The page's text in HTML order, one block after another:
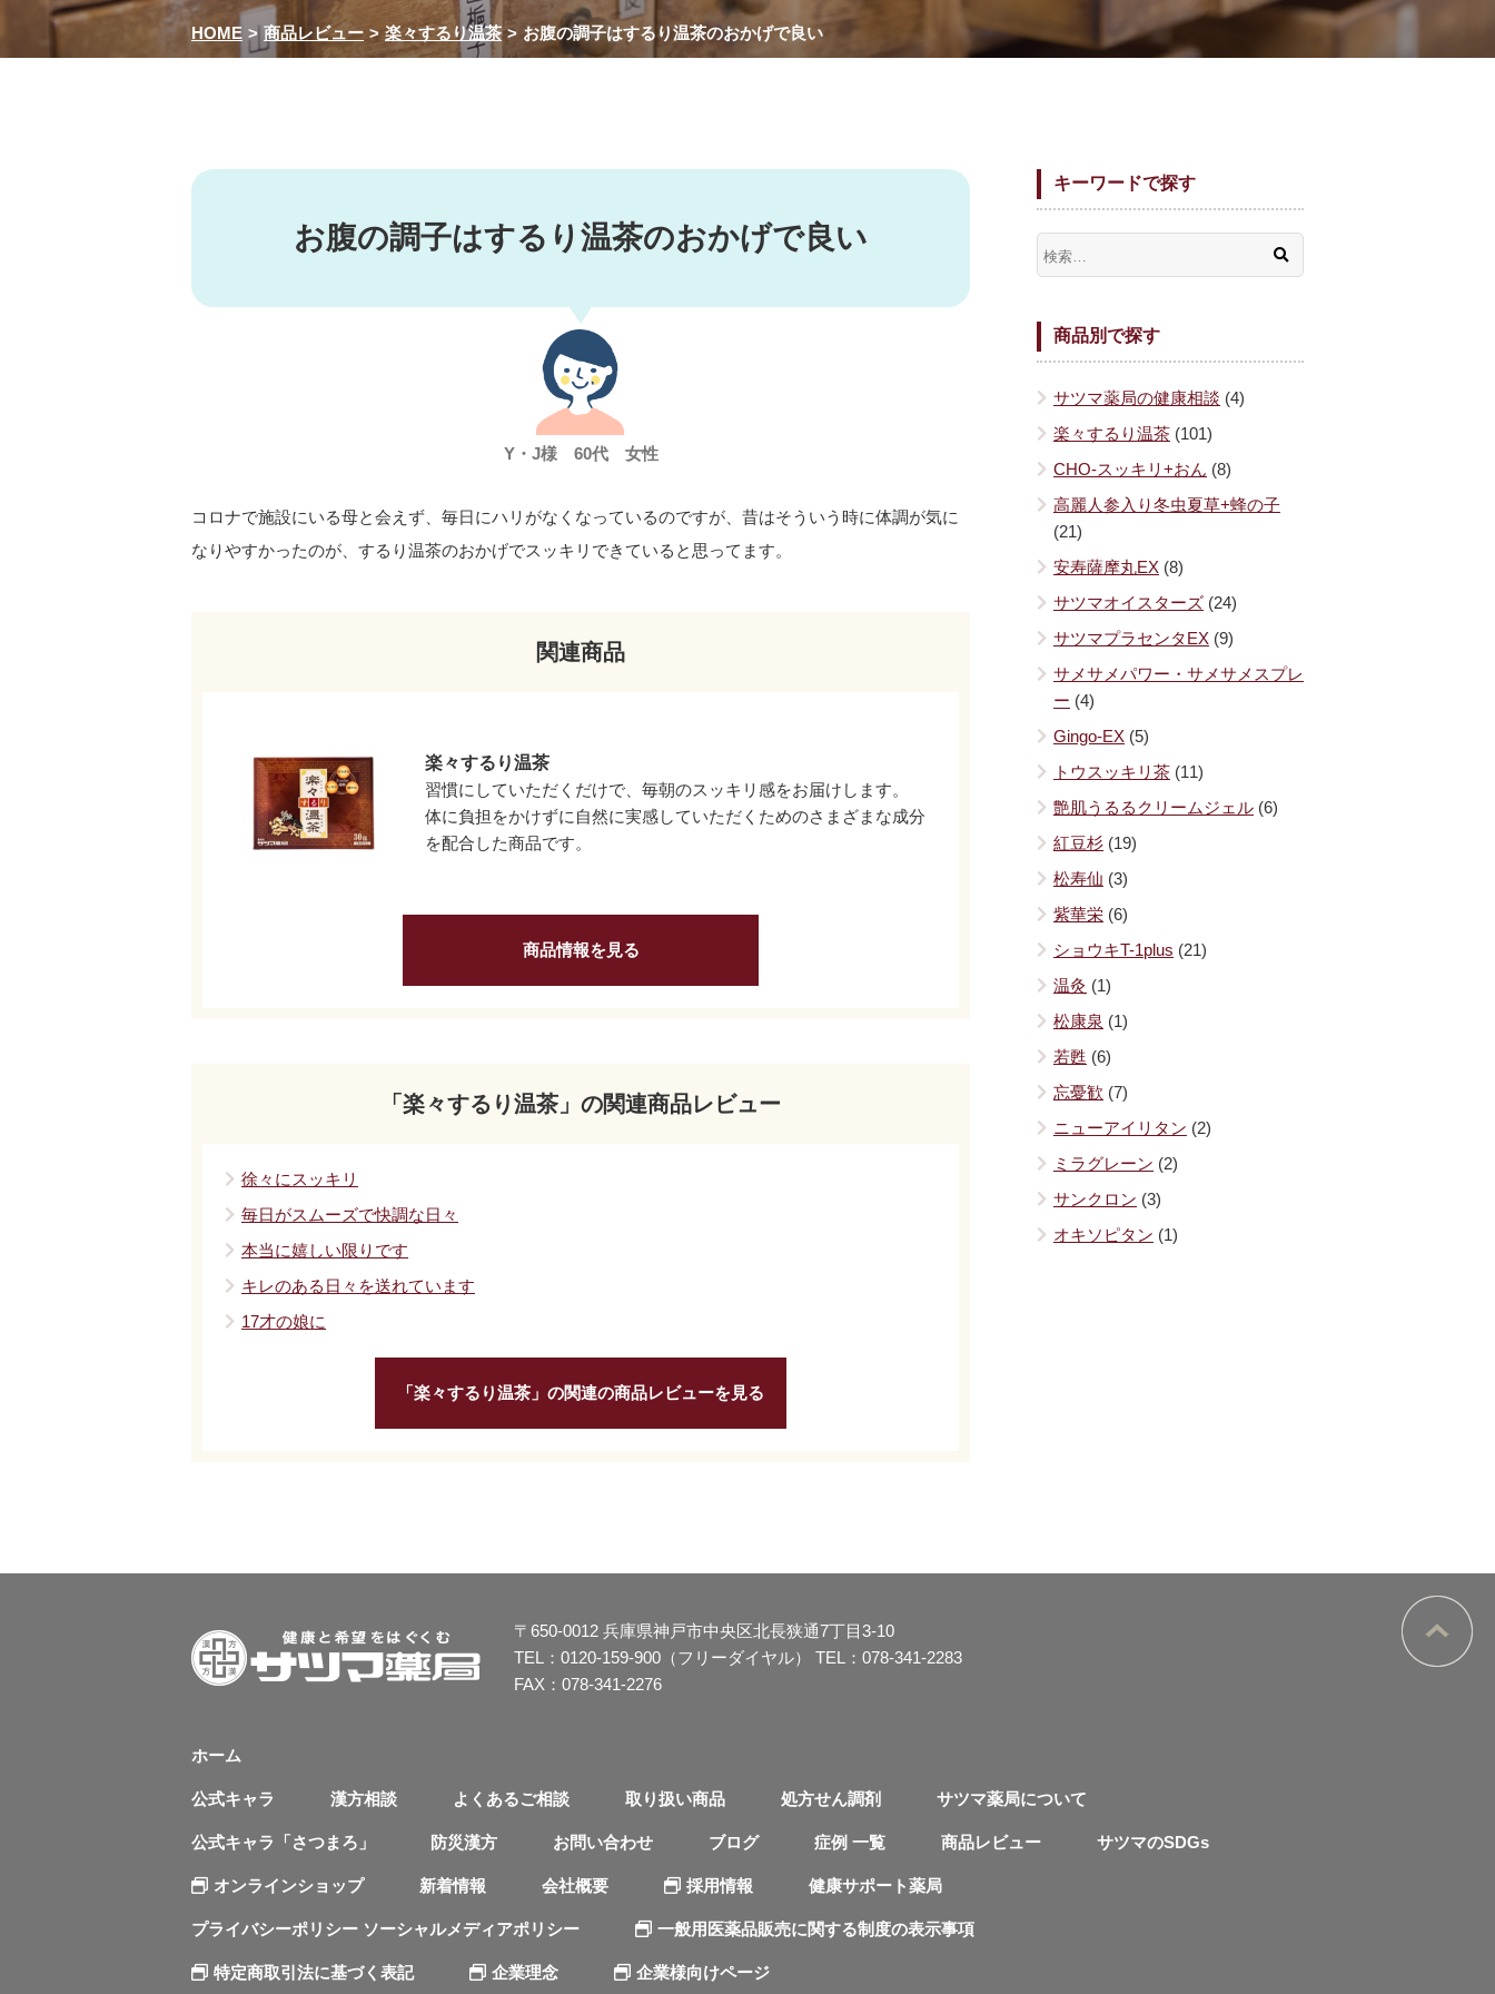
HOME 商品レビュー 楽々するり温茶 お腹の調子はするり温茶のおかげで良い
お腹の調子はするり温茶のおかげで良い
Y・J様 60代 女性
コロナで施設にいる母と会えず、毎日にハリがなくなっているのですが、昔はそういう時に体調が気に
なりやすかったのが、するり温茶のおかげでスッキリできていると思ってます。
関連商品
楽々するり温茶
習慣にしていただくだけで、毎朝のスッキリ感をお届けします。
体に負担をかけずに自然に実感していただくためのさまざまな成分
を配合した商品です。
商品情報を見る
「楽々するり温茶」の関連商品レビュー
徐々にスッキリ
毎日がスムーズで快調な日々
本当に嬉しい限りです
キレのある日々を送れています
17才の娘に
「楽々するり温茶」の関連の商品レビューを見る
キーワードで探す
商品別で探す
サツマ薬局の健康相談 (4)
楽々するり温茶 (101)
CHO-スッキリ+おん (8)
高麗人参入り冬虫夏草+蜂の子
(21)
安寿薩摩丸EX (8)
サツマオイスターズ (24)
サツマプラセンタEX (9)
サメサメパワー・サメサメスプレ
ー (4)
Gingo-EX (5)
トウスッキリ茶 (11)
艶肌うるるクリームジェル (6)
紅豆杉 (19)
松寿仙 (3)
紫華栄 (6)
ショウキT-1plus (21)
温灸 (1)
松康泉 (1)
若甦 (6)
忘憂歓 (7)
ニューアイリタン (2)
ミラグレーン (2)
サンクロン (3)
オキソピタン (1)
〒650-0012 兵庫県神戸市中央区北長狭通7丁目3-10
TEL： 0120-159-900（フリーダイヤル） TEL： 078-341-2283
FAX：078-341-2276
ホーム
公式キャラ 漢方相談 よくあるご相談 取り扱い商品 処方せん調剤 サツマ薬局について
公式キャラ「さつまろ」 防災漢方 お問い合わせ ブログ 症例 一覧 商品レビュー サツマのSDGs
オンラインショップ 新着情報 会社概要 採用情報 健康サポート薬局
プライバシーポリシー ソーシャルメディアポリシー 一般用医薬品販売に関する制度の表示事項
特定商取引法に基づく表記 企業理念 企業様向けページ